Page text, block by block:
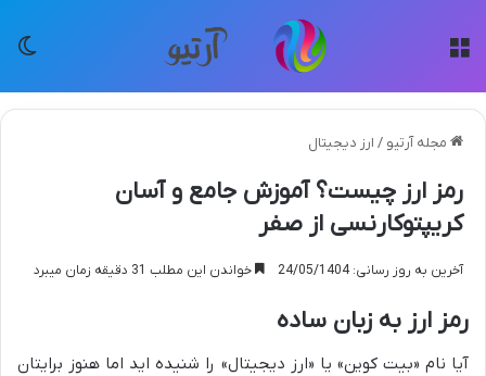
مجله آرتیو / ارز دیجیتال
رمز ارز چیست؟ آموزش جامع و آسان
کریپتوکارنسی از صفر
آخرین به روز رسانی: 24/05/1404 خواندن این مطلب 31 دقیقه زمان میبرد
رمز ارز به زبان ساده
آیا نام «بیت کوین» یا «ارز دیجیتال» را شنیده اید اما هنوز برایتان